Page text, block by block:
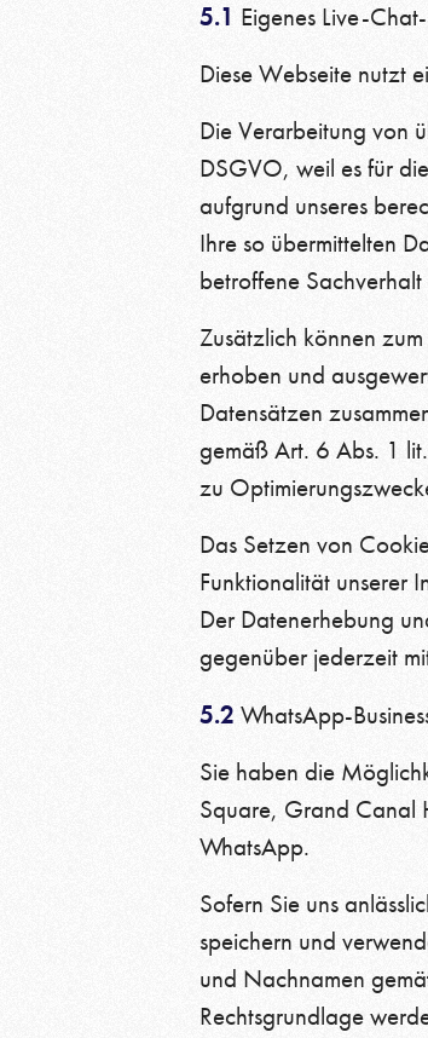
5.1 Eigenes Live-
Diese Webseite nutzt
Die Verarbeitung von
DSGVO, weil es für
aufgrund unseres
Ihre so übermittelten
betroffene
Zusätzlich können
erhoben und
Datensätzen
gemäß Art. 6 Abs. 1
zu
Das Setzen von
Funktionalität unserer
Der Datenerhebung
gegenüber jederzeit
5.2 WhatsApp-
Sie haben die
Square, Grand Canal
WhatsApp.
Sofern Sie uns
speichern und
und Nachnamen
Rechtsgrundlage